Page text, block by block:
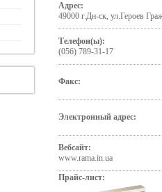
Адрес:
49000 г.Дн-ск, ул.Героев
Телефон(ы):
(056) 789-31-17
Факс:
Электронный адрес:
Вебсайт:
www.rama.in.ua
Прайс-лист: